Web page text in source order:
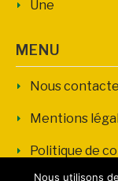
Une
MENU
Nous
Mentions
Politique de
Nous utilisons